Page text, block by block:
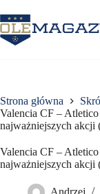
do
treści
Strona główna
Valencia CF –
najważniejszych akcji
Valencia CF –
najważniejszych akcji